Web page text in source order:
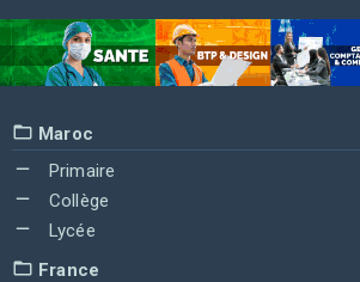
Maroc
Primaire
Collège
Lycée
France